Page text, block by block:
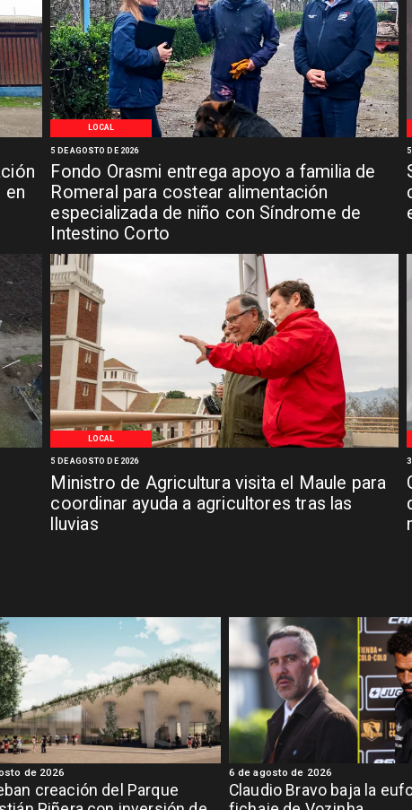
en
LOCAL
Fondo Orasmi entrega apoyo a familia de
Romeral para costear alimentación
especializada de niño con Síndrome de
Intestino Corto
5 DE AGOSTO DE 2026
LOCAL
Ministro de Agricultura visita el Maule para
coordinar ayuda a agricultores tras las
lluvias
5 DE AGOSTO DE 2026
creación del Parque
de 2026
Claudio Bravo baja la
6 de agosto de 2026